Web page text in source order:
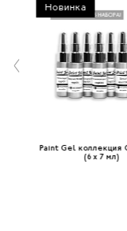
Новинка
Paint Gel коллекция
(6 x 7 мл)